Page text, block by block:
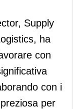
Supply
ha
con
con i
per